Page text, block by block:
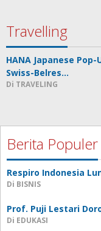
Travelling
HANA Japanese
Swiss-Belres…
Di TRAVELING
Berita Populer
Respiro Indonesia
Di BISNIS
Prof. Puji Lestari
Di EDUKASI